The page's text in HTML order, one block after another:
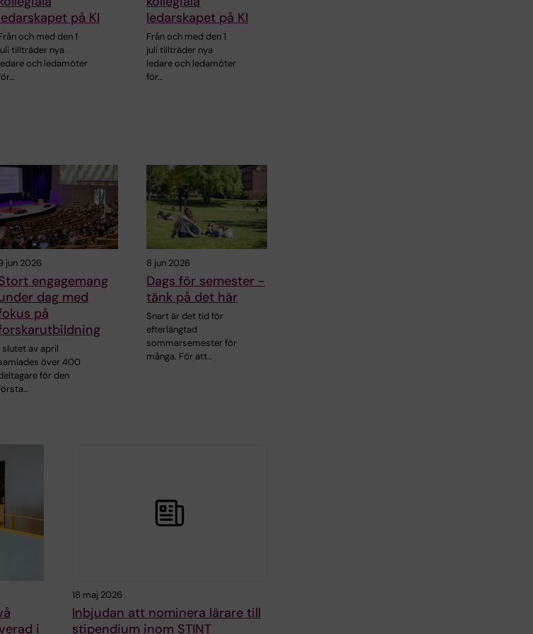
på KI
och med den 1
tillträder nya
och ledamöter
ledarskapet på KI
Från och med den 1
juli tillträder nya
ledare och ledamöter
för…
jun 2026
engagemang
dag med
på
slutet av april
över 400
för den
8 jun 2026
Dags för semester -
tänk på det här
Snart är det tid för
efterlängtad
sommarsemester för
många. För att…
i
18 maj 2026
Inbjudan att nominera lärare till
stipendium inom STINT